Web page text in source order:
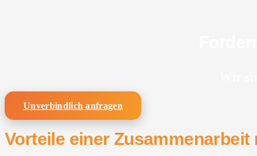
Unverbindlich anfragen
Vorteile einer Zusammenarbeit